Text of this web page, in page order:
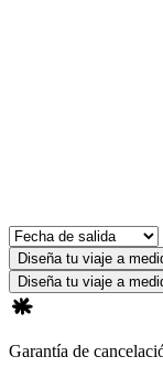
Diseña tu viaje a
Diseña tu viaje a
Garantía de